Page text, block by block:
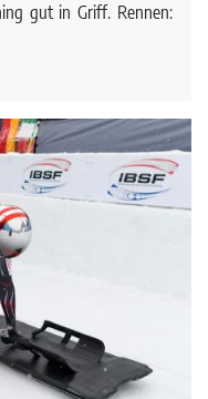
gut in Griff. Rennen: